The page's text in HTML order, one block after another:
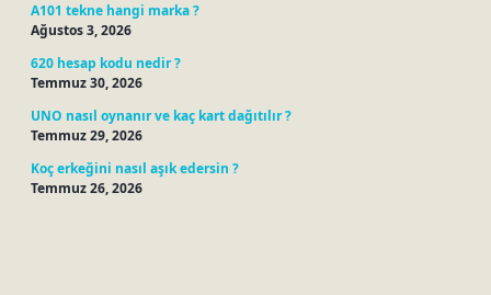
A101 tekne hangi marka ?
Ağustos 3, 2026
620 hesap kodu nedir ?
Temmuz 30, 2026
UNO nasıl oynanır ve kaç kart dağıtılır ?
Temmuz 29, 2026
Koç erkeğini nasıl aşık edersin ?
Temmuz 26, 2026